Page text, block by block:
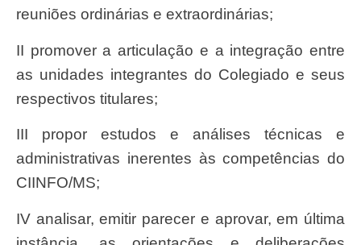
reuniões ordinárias e extraordinárias;
II promover a articulação e a integração entre
as unidades integrantes do Colegiado e seus
respectivos titulares;
III propor estudos e análises técnicas e
administrativas inerentes às competências do
CIINFO/MS;
IV analisar, emitir parecer e aprovar, em última